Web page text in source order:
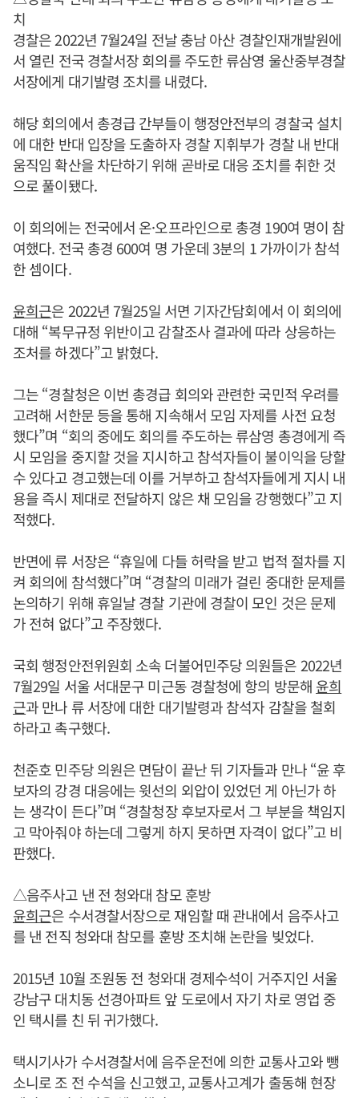
치
경찰은 2022년 7월24일 전날 충남 아산 경찰인재개발원에
서 열린 전국 경찰서장 회의를 주도한 류삼영 울산중부경찰
서장에게 대기발령 조치를 내렸다.
해당 회의에서 총경급 간부들이 행정안전부의 경찰국 설치
에 대한 반대 입장을 도출하자 경찰 지휘부가 경찰 내 반대
움직임 확산을 차단하기 위해 곧바로 대응 조치를 취한 것
으로 풀이됐다.
이 회의에는 전국에서 온·오프라인으로 총경 190여 명이 참
여했다. 전국 총경 600여 명 가운데 3분의 1 가까이가 참석
한 셈이다.
윤희근은 2022년 7월25일 서면 기자간담회에서 이 회의에
대해 “복무규정 위반이고 감찰조사 결과에 따라 상응하는
조처를 하겠다”고 밝혔다.
그는 “경찰청은 이번 총경급 회의와 관련한 국민적 우려를
고려해 서한문 등을 통해 지속해서 모임 자제를 사전 요청
했다”며 “회의 중에도 회의를 주도하는 류삼영 총경에게 즉
시 모임을 중지할 것을 지시하고 참석자들이 불이익을 당할
수 있다고 경고했는데 이를 거부하고 참석자들에게 지시 내
용을 즉시 제대로 전달하지 않은 채 모임을 강행했다”고 지
적했다.
반면에 류 서장은 “휴일에 다들 허락을 받고 법적 절차를 지
켜 회의에 참석했다”며 “경찰의 미래가 걸린 중대한 문제를
논의하기 위해 휴일날 경찰 기관에 경찰이 모인 것은 문제
가 전혀 없다”고 주장했다.
국회 행정안전위원회 소속 더불어민주당 의원들은 2022년
7월29일 서울 서대문구 미근동 경찰청에 항의 방문해 윤희
근과 만나 류 서장에 대한 대기발령과 참석자 감찰을 철회
하라고 촉구했다.
천준호 민주당 의원은 면담이 끝난 뒤 기자들과 만나 “윤 후
보자의 강경 대응에는 윗선의 외압이 있었던 게 아닌가 하
는 생각이 든다”며 “경찰청장 후보자로서 그 부분을 책임지
고 막아줘야 하는데 그렇게 하지 못하면 자격이 없다”고 비
판했다.
△음주사고 낸 전 청와대 참모 훈방
윤희근은 수서경찰서장으로 재임할 때 관내에서 음주사고
를 낸 전직 청와대 참모를 훈방 조치해 논란을 빚었다.
2015년 10월 조원동 전 청와대 경제수석이 거주지인 서울
강남구 대치동 선경아파트 앞 도로에서 자기 차로 영업 중
인 택시를 친 뒤 귀가했다.
택시기사가 수서경찰서에 음주운전에 의한 교통사고와 뺑
소니로 조 전 수석을 신고했고, 교통사고계가 출동해 현장